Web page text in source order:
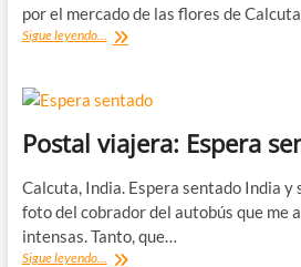
por el mercado de las flores de
Sigue leyendo... Perderse
mercado
las
flores
Calcuta
Postal viajera: Espera
Calcuta, India. Espera sentado India y
foto del cobrador del autobús que me
intensas. Tanto, que…
Sigue leyendo... Postal